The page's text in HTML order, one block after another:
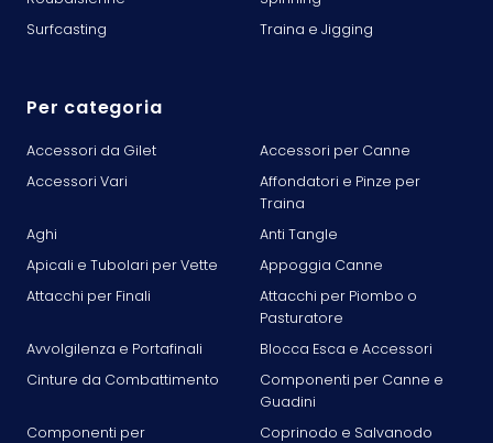
Surfcasting
Traina e Jigging
Per categoria
Accessori da Gilet
Accessori per Canne
Accessori Vari
Affondatori e Pinze per
Traina
Aghi
Anti Tangle
Apicali e Tubolari per Vette
Appoggia Canne
Attacchi per Finali
Attacchi per Piombo o
Pasturatore
Avvolgilenza e Portafinali
Blocca Esca e Accessori
Cinture da Combattimento
Componenti per Canne e
Guadini
Componenti per
Coprinodo e Salvanodo